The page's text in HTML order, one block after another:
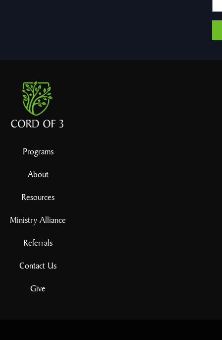
Programs
About
Resources
Ministry Alliance
Referrals
Contact Us
Give